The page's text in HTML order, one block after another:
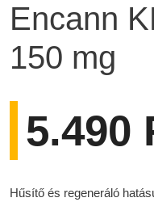
Encann
150 mg
5.490
Hűsítő és regeneráló